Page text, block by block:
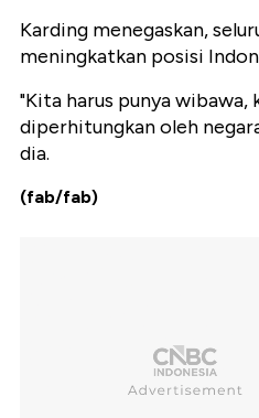
Karding menegaskan,
meningkatkan posisi
"Kita harus punya wibawa,
diperhitungkan oleh
dia.
(fab/fab)